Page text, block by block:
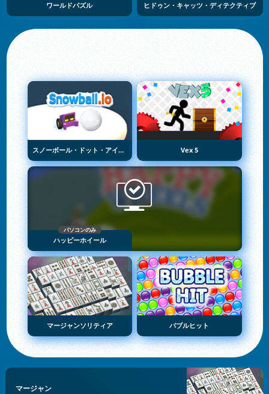
ワールドパズル ヒドゥン・キャッツ・ディテクティブ
スノーボール・ドット・アイオー Vex 5
パソコンのみ
ハッピーホイール
マージャンソリティア バブルヒット
マージャン